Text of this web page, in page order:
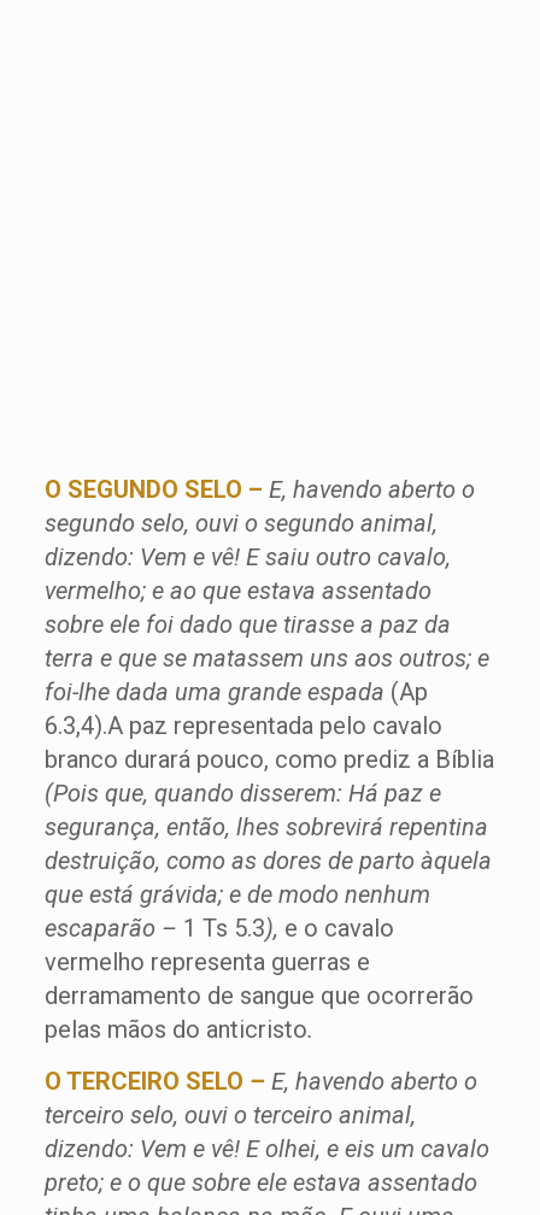
O SEGUNDO SELO – E, havendo aberto o
segundo selo, ouvi o segundo animal,
dizendo: Vem e vê! E saiu outro cavalo,
vermelho; e ao que estava assentado
sobre ele foi dado que tirasse a paz da
terra e que se matassem uns aos outros; e
foi-lhe dada uma grande espada (Ap
6.3,4).A paz representada pelo cavalo
branco durará pouco, como prediz a Bíblia
(Pois que, quando disserem: Há paz e
segurança, então, lhes sobrevirá repentina
destruição, como as dores de parto àquela
que está grávida; e de modo nenhum
escaparão – 1 Ts 5.3), e o cavalo
vermelho representa guerras e
derramamento de sangue que ocorrerão
pelas mãos do anticristo.
O TERCEIRO SELO – E, havendo aberto o
terceiro selo, ouvi o terceiro animal,
dizendo: Vem e vê! E olhei, e eis um cavalo
preto; e o que sobre ele estava assentado